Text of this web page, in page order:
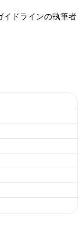
イドラインの執筆者